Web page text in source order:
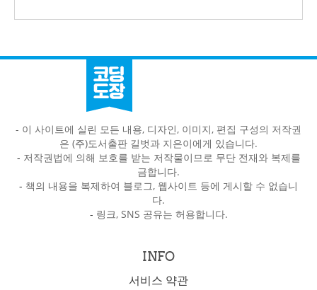
- 이 사이트에 실린 모든 내용, 디자인, 이미지, 편집 구성의 저작권
은 (주)도서출판 길벗과 지은이에게 있습니다.
- 저작권법에 의해 보호를 받는 저작물이므로 무단 전재와 복제를
금합니다.
- 책의 내용을 복제하여 블로그, 웹사이트 등에 게시할 수 없습니
다.
- 링크, SNS 공유는 허용합니다.
INFO
서비스 약관